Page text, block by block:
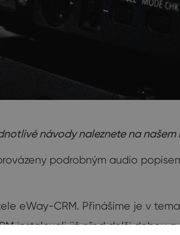
návody naleznete na
podrobným audio
eWay-CRM. Přinášíme je v
instalovali již před delší dobou